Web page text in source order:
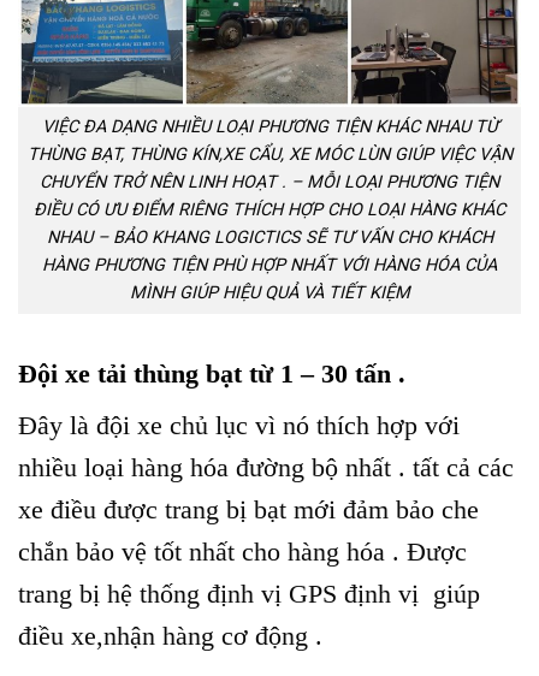
VIỆC ĐA DẠNG NHIỀU LOẠI PHƯƠNG TIỆN KHÁC NHAU TỪ
THÙNG BẠT, THÙNG KÍN,XE CẨU, XE MÓC LÙN GIÚP VIỆC VẬN
CHUYỂN TRỞ NÊN LINH HOẠT . – MỖI LOẠI PHƯƠNG TIỆN
ĐIỀU CÓ ƯU ĐIỂM RIÊNG THÍCH HỢP CHO LOẠI HÀNG KHÁC
NHAU – BẢO KHANG LOGICTICS SẼ TƯ VẤN CHO KHÁCH
HÀNG PHƯƠNG TIỆN PHÙ HỢP NHẤT VỚI HÀNG HÓA CỦA
MÌNH GIÚP HIỆU QUẢ VÀ TIẾT KIỆM
Đội xe tải thùng bạt từ 1 – 30 tấn .
Đây là đội xe chủ lục vì nó thích hợp với
nhiều loại hàng hóa đường bộ nhất . tất cả các
xe điều được trang bị bạt mới đảm bảo che
chắn bảo vệ tốt nhất cho hàng hóa . Được
trang bị hệ thống định vị GPS định vị giúp
điều xe,nhận hàng cơ động .